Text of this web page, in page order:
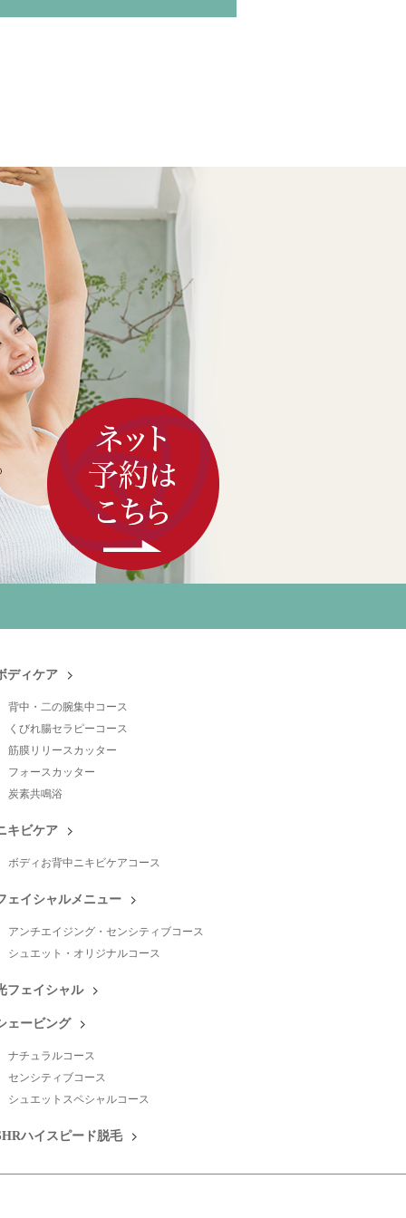
ディケア
背中・二の腕集中コース
くびれ腸セラピーコース
筋膜リリースカッター
フォースカッター
炭素共鳴浴
キビケア
ボディお背中ニキビケアコース
ェイシャルメニュー
アンチエイジング・センシティブコース
シュエット・オリジナルコース
フェイシャル
ェービング
ナチュラルコース
センシティブコース
シュエットスペシャルコース
ハイスピード脱毛